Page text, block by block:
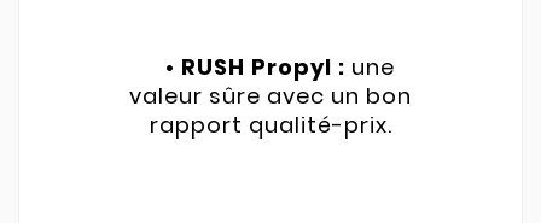
• RUSH Propyl : une
valeur sûre avec un bon
rapport qualité-prix.